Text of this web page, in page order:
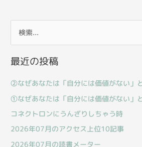
索
対
:
最近の投稿
②なぜあなたは「自分には価値がない」
①なぜあなたは「自分には価値がない」
コネクトロンにうんざりしちゃう時
2026年07月のアクセス上位10記事
2026年07月の読書メーター